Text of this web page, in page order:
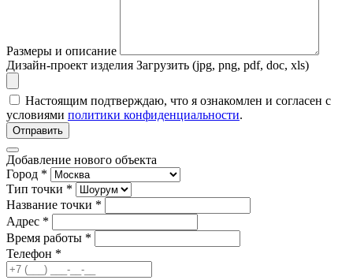
Размеры и описание
Дизайн-проект изделия Загрузить (jpg, png, pdf, doc, xls)
Настоящим подтверждаю, что я ознакомлен и согласен с
условиями политики конфиденциальности.
Отправить
Добавление нового объекта
Город *
Тип точки *
Название точки *
Адрес *
Время работы *
Телефон *